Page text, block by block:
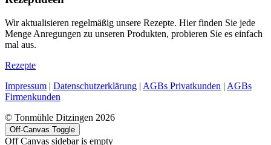
Wir aktualisieren regelmäßig unsere Rezepte. Hier finden Sie jede
Menge Anregungen zu unseren Produkten, probieren Sie es einfach
mal aus.
Rezepte
Impressum | Datenschutzerklärung | AGBs Privatkunden | AGBs
Firmenkunden
© Tonmühle Ditzingen 2026
Off-Canvas Toggle
Off Canvas sidebar is empty